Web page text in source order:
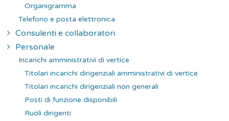
Organigramma
Telefono e posta elettronica
Consulenti e collaboratori
Personale
Incarichi amministrativi di vertice
Titolari incarichi dirigenziali amministrativi di vertice
Titolari incarichi dirigenziali non generali
Posti di funzione disponibili
Ruoli dirigenti